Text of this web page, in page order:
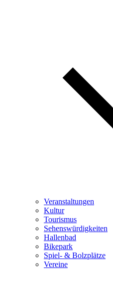
Veranstaltungen
Kultur
Tourismus
Sehenswürdigkeiten
Hallenbad
Bikepark
Spiel- & Bolzplätze
Vereine